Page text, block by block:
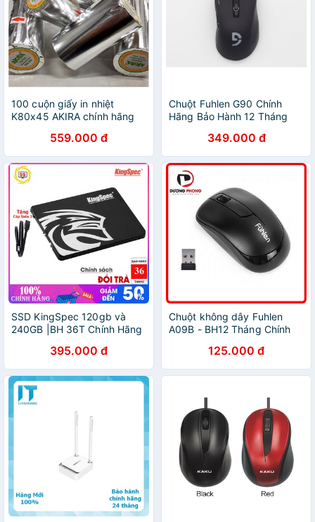
100 cuộn giấy in nhiệt
K80x45 AKIRA chính hãng
559.000 đ
Chuột Fuhlen G90 Chính
Hãng Bảo Hành 12 Tháng
349.000 đ
SSD KingSpec 120gb và
240GB |BH 36T Chính Hãng
395.000 đ
Chuột không dây Fuhlen
A09B - BH12 Tháng Chính
125.000 đ